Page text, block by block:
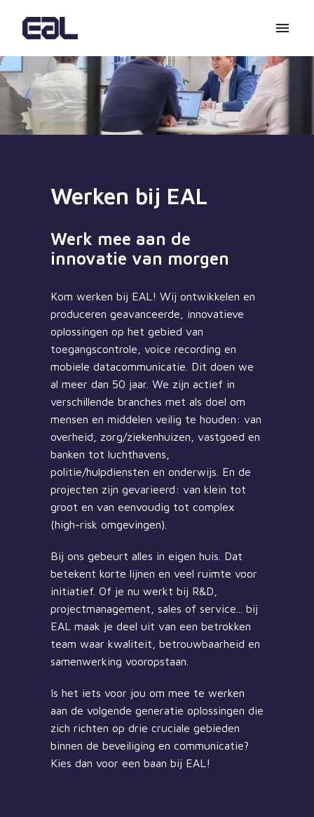
contentHomepagina
Werken bij EAL
Werk mee aan de
innovatie van morgen
Kom werken bij EAL! Wij ontwikkelen en
produceren geavanceerde, innovatieve
oplossingen op het gebied van
toegangscontrole, voice recording en
mobiele datacommunicatie. Dit doen we
al meer dan 50 jaar. We zijn actief in
verschillende branches met als doel om
mensen en middelen veilig te houden: van
overheid, zorg/ziekenhuizen, vastgoed en
banken tot luchthavens,
politie/hulpdiensten en onderwijs. En de
projecten zijn gevarieerd: van klein tot
groot en van eenvoudig tot complex
(high-risk omgevingen).
Bij ons gebeurt alles in eigen huis. Dat
betekent korte lijnen en veel ruimte voor
initiatief. Of je nu werkt bij R&D,
projectmanagement, sales of service... bij
EAL maak je deel uit van een betrokken
team waar kwaliteit, betrouwbaarheid en
Is het iets voor jou om mee te werken
aan de volgende generatie oplossingen die
zich richten op drie cruciale gebieden
binnen de beveiliging en communicatie?
Kies dan voor een baan bij EAL!